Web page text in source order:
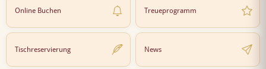
Online Buchen Treueprogramm
Tischreservierung News